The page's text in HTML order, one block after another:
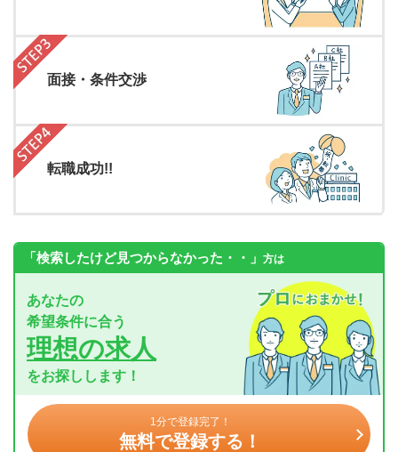
面接・条件交渉
転職成功!!
「検索したけど見つからなかった・・」 方は
あなたの
希望条件に合う
理想の求人
をお探しします！
1分で登録完了！
無料で登録する！